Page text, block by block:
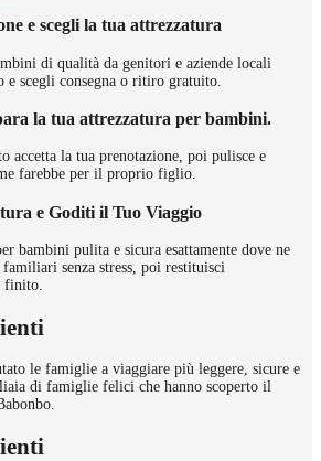
e scegli la tua attrezzatura
di qualità da genitori e aziende locali
scegli consegna o ritiro gratuito.
la tua attrezzatura per bambini.
accetta la tua prenotazione, poi pulisce e
farebbe per il proprio figlio.
e Goditi il Tuo Viaggio
bambini pulita e sicura esattamente dove ne
senza stress, poi restituisci
finito.
le famiglie a viaggiare più leggere, sicure e
di famiglie felici che hanno scoperto il